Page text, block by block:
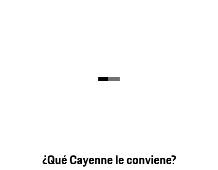
¿Qué Cayenne le conviene?